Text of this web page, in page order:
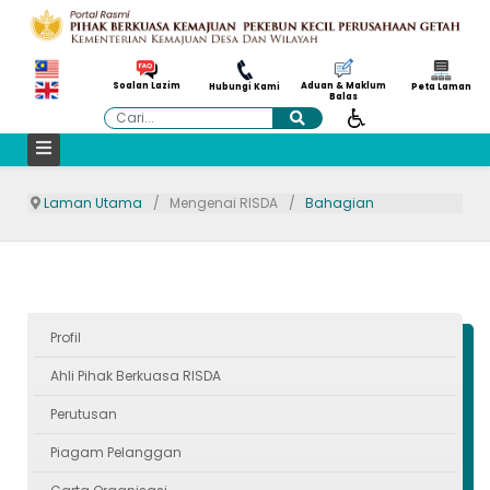
Soalan Lazim Hubungi Kami
Aduan & Maklum
Balas
Peta Laman
Cari
Laman Utama Mengenai RISDA Bahagian
Profil
Ahli Pihak Berkuasa RISDA
Perutusan
Piagam Pelanggan